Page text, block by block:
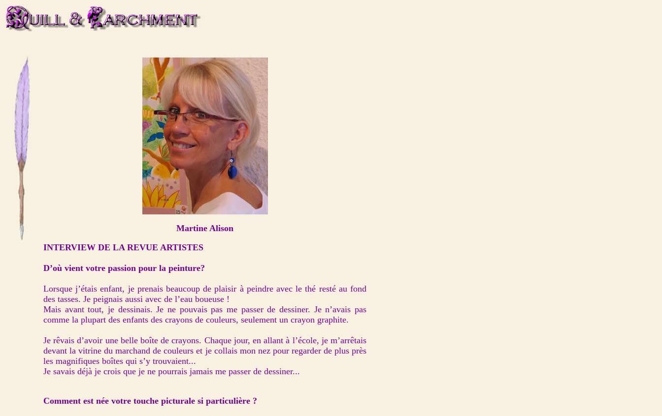
Martine Alison
INTERVIEW DE LA REVUE ARTISTES
D’où vient votre passion pour la peinture?
Lorsque j’étais enfant, je prenais beaucoup de plaisir à peindre avec le thé resté au fond
des tasses. Je peignais aussi avec de l’eau boueuse !
Mais avant tout, je dessinais. Je ne pouvais pas me passer de dessiner. Je n’avais pas
comme la plupart des enfants des crayons de couleurs, seulement un crayon graphite.
Je rêvais d’avoir une belle boîte de crayons. Chaque jour, en allant à l’école, je m’arrêtais
devant la vitrine du marchand de couleurs et je collais mon nez pour regarder de plus près
les magnifiques boîtes qui s’y trouvaient...
Je savais déjà je crois que je ne pourrais jamais me passer de dessiner...
Comment est née votre touche picturale si particulière ?